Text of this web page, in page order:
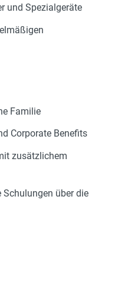
und Spezialgeräte
Familie
Corporate Benefits
zusätzlichem
über die